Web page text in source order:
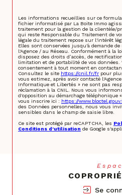
fichier informatisé par La Boite Immo
traitement pour la gestion de la clientèle/
qui reste Responsable du Traitement de
légale du traitement repose sur l'intérêt
Elles sont conservées jusqu'à demande
l'Agence / au Réseau. Conformément à la
disposez des droits d’accès, de
limitation et de portabilité de vos données.
consentement à tout moment en
Consultez le sitehttps://cnil.fr/frpour
vous estimez, après avoir contacté
Informatique et Libertés » ne sont pas
réclamation à la CNIL. Nous vous
d'opposition au démarchage téléphonique
vous inscrire ici :https://
des Données personnelles, nous vous
sensibles dans le champ de saisie libre.
Ce site est protégé par reCAPTCHA, les
Conditions d'utilisation